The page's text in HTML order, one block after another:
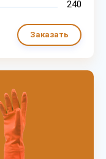
240
Заказать